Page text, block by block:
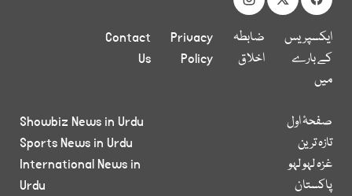
ایکسپریس
کے بارے
میں
ضابطہ
اخلاق
Privacy
Policy
Contact
Us
صفحۂ اول
تازہ ترین
غزہ لہو لہو
پاکستان
Showbiz News in Urdu
Sports News in Urdu
International News in
Urdu